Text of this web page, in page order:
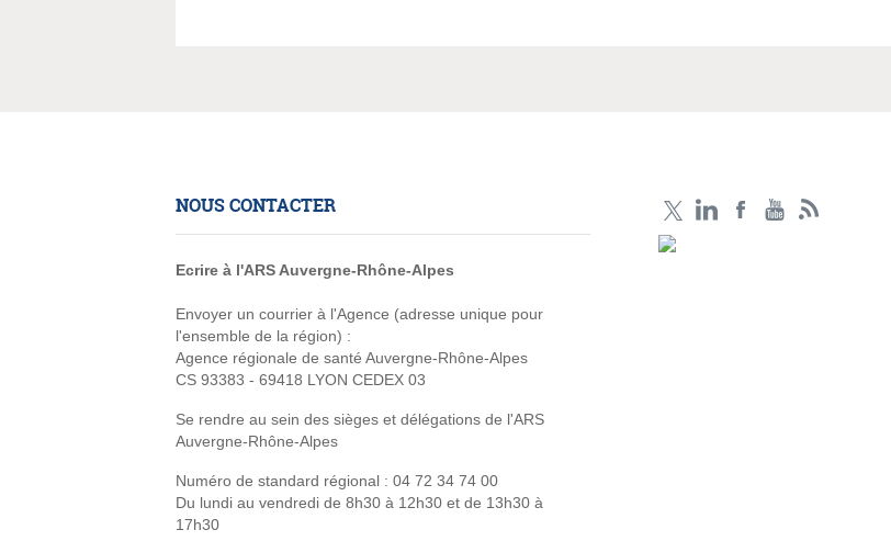
NOUS CONTACTER
Ecrire à l'ARS Auvergne-Rhône-Alpes
Envoyer un courrier à l'Agence (adresse unique pour
l'ensemble de la région) :
Agence régionale de santé Auvergne-Rhône-Alpes
CS 93383 - 69418 LYON CEDEX 03
Se rendre au sein des sièges et délégations de l'ARS
Auvergne-Rhône-Alpes
Numéro de standard régional : 04 72 34 74 00
Du lundi au vendredi de 8h30 à 12h30 et de 13h30 à
17h30